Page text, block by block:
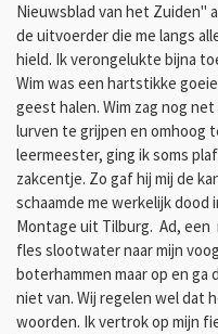
Nieuwsblad van het Zuiden"
de uitvoerder die me langs
hield. Ik verongelukte bijna
Wim was een hartstikke
geest halen. Wim zag nog
lurven te grijpen en omhoog
leermeester, ging ik soms
zakcentje. Zo gaf hij mij de
schaamde me werkelijk
Montage uit Tilburg. Ad,
fles slootwater naar mijn
boterhammen maar op en ga
niet van. Wij regelen wel dat
woorden. Ik vertrok op mijn